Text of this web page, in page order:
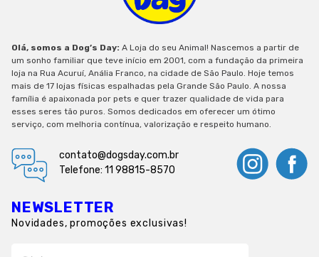
Olá, somos a Dog’s Day: A Loja do seu Animal! Nascemos a partir de
um sonho familiar que teve início em 2001, com a fundação da primeira
loja na Rua Acuruí, Anália Franco, na cidade de São Paulo. Hoje temos
mais de 17 lojas físicas espalhadas pela Grande São Paulo. A nossa
família é apaixonada por pets e quer trazer qualidade de vida para
esses seres tão puros. Somos dedicados em oferecer um ótimo
serviço, com melhoria contínua, valorização e respeito humano.
contato@dogsday.com.br
Telefone: 11 98815-8570
NEWSLETTER
Novidades, promoções exclusivas!